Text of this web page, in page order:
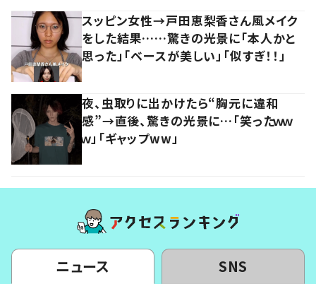
スッピン女性→戸田恵梨香さん風メイク
をした結果……驚きの光景に「本人かと
思った」「ベースが美しい」「似すぎ！！」
夜、虫取りに出かけたら“胸元に違和
感”→直後、驚きの光景に…「笑ったｗｗ
ｗ」「ギャップww」
ニュース SNS